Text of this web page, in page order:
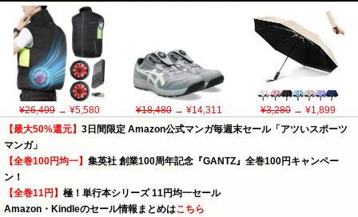
¥26,499→ ¥5,580 ¥18,480→ ¥14,311 ¥3,280→ ¥1,899
【最大50%還元】 3日間限定 Amazon公式マンガ毎週末セール「アツいスポーツ
マンガ」
【全巻100円均一】 集英社 創業100周年記念『GANTZ』全巻100円キャンペー
ン！
【全巻11円】 極！単行本シリーズ 11円均一セール
Amazon・Kindleのセール情報まとめはこちら